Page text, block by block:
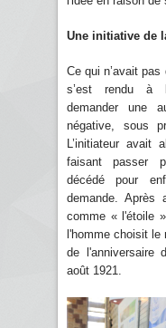
Une initiative de
Ce qui n’avait pas
s’est rendu à
demander une
négative, sous
L’initiateur avait
faisant passer
décédé pour
demande. Après
comme « l'étoile
l'homme choisit le
de l'anniversaire
août 1921.